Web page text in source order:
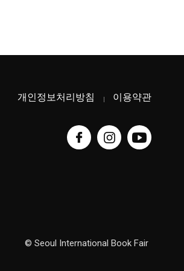
개인정보처리방침 이용약관
© Seoul International Book Fair